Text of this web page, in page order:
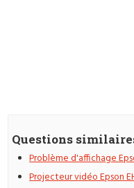
Questions
Problème d'affichage
Projecteur vidéo Epson